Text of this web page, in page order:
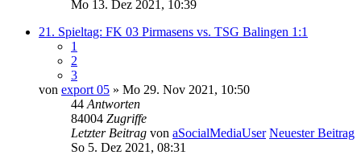
Mo 13. Dez 2021, 10:39
21. Spieltag: FK 03 Pirmasens vs. TSG Balingen 1:1
1
2
3
von export 05 » Mo 29. Nov 2021, 10:50
44 Antworten
84004 Zugriffe
Letzter Beitrag von aSocialMediaUser Neuester Beitrag
So 5. Dez 2021, 08:31